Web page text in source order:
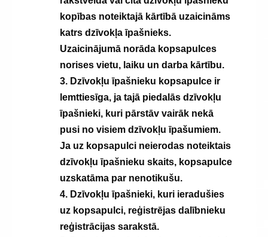
kopības noteiktajā kārtībā uzaicināms
katrs dzīvokļa īpašnieks.
Uzaicinājumā norāda kopsapulces
norises vietu, laiku un darba kārtību.
3. Dzīvokļu īpašnieku kopsapulce ir
lemttiesīga, ja tajā piedalās dzīvokļu
īpašnieki, kuri pārstāv vairāk nekā
pusi no visiem dzīvokļu īpašumiem.
Ja uz kopsapulci neierodas noteiktais
dzīvokļu īpašnieku skaits, kopsapulce
uzskatāma par nenotikušu.
4. Dzīvokļu īpašnieki, kuri ieradušies
uz kopsapulci, reģistrējas dalībnieku
reģistrācijas sarakstā.